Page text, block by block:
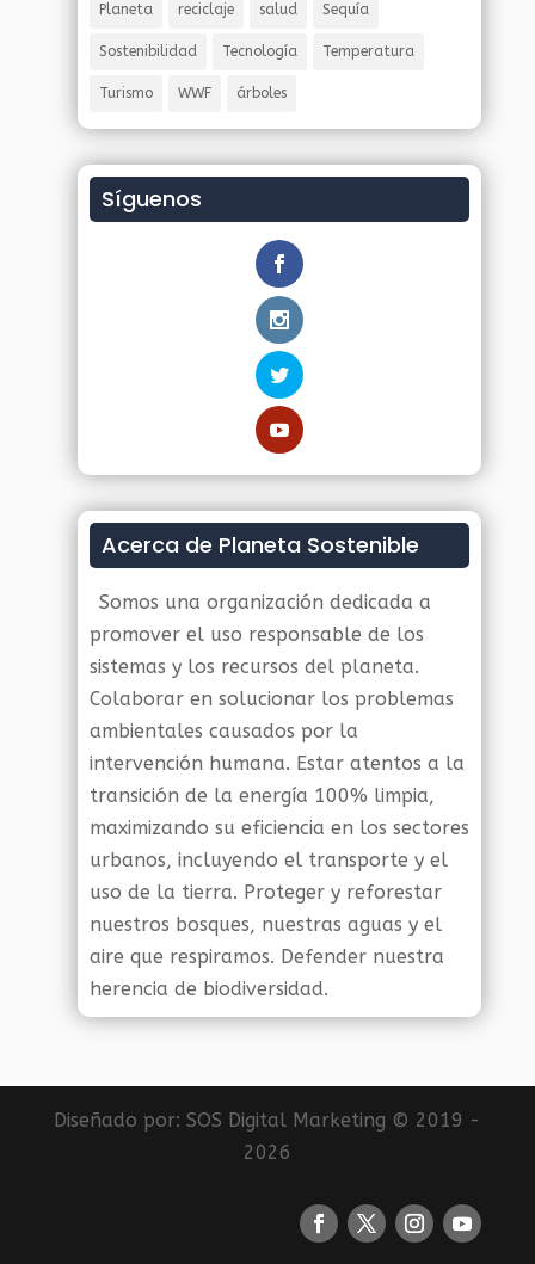
Planeta reciclaje salud Sequía
Sostenibilidad Tecnología Temperatura
Turismo WWF árboles
Síguenos
Acerca de Planeta Sostenible
Somos una organización dedicada a
promover el uso responsable de los
sistemas y los recursos del planeta.
Colaborar en solucionar los problemas
ambientales causados por la
intervención humana. Estar atentos a la
transición de la energía 100% limpia,
maximizando su eficiencia en los sectores
urbanos, incluyendo el transporte y el
uso de la tierra. Proteger y reforestar
nuestros bosques, nuestras aguas y el
aire que respiramos. Defender nuestra
herencia de biodiversidad.
Diseñado por:SOS Digital Marketing © 2019 -
2026